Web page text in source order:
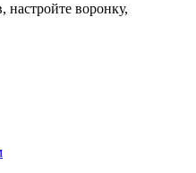
настройте воронку,